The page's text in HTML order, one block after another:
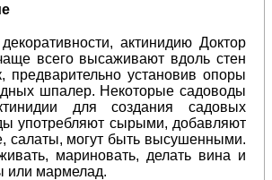
актинидию Доктор
всего высаживают вдоль стен
предварительно установив опоры
шпалер. Некоторые садоводы
для создания садовых
употребляют сырыми, добавляют
салаты, могут быть высушенными.
мариновать, делать вина и
или мармелад.